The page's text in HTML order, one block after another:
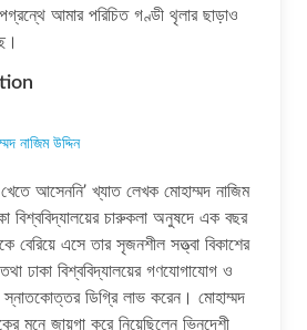
আমার পরিচিত গণ্ডী থৃলার ছাড়াও
নাজিম উদ্দিন
আসেননি’ খ্যাত লেখক মোহাম্মদ নাজিম
বিশ্ববিদ্যালয়ের চারুকলা অনুষদে এক বছর
বেরিয়ে এসে তার সৃজনশীল সত্ত্বা বিকাশের
ঢাকা বিশ্ববিদ্যালয়ের গণযোগাযোগ ও
স্নাতকোত্তর ডিগ্রি লাভ করেন। মোহাম্মদ
মনে জায়গা করে নিয়েছিলেন ভিনদেশী